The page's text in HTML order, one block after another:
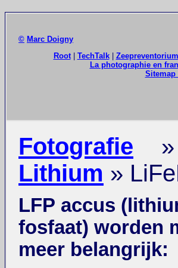
© Marc Doigny
Root| TechTalk| Zeepreventorium
La photographie en
Sitemap
Fotografie
Lithium »
LFP accus
fosfaat) worden
meer belangrijk: